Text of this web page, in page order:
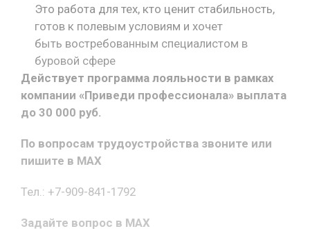
Это работа для тех, кто ценит стабильность,
готов к полевым условиям и хочет
быть востребованным специалистом в
буровой сфере
Действует программа лояльности в рамках
компании «Приведи профессионала» выплата
до 30 000 руб.
По вопросам трудоустройства звоните или
пишите в MAX
Тел.: +7-909-841-1792
Задайте вопрос в MAX